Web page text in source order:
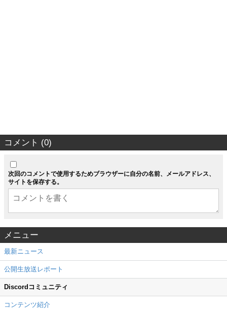
コメント (0)
次回のコメントで使用するためブラウザーに自分の名前、メールアドレス、
サイトを保存する。
メニュー
最新ニュース
公開生放送レポート
Discordコミュニティ
コンテンツ紹介